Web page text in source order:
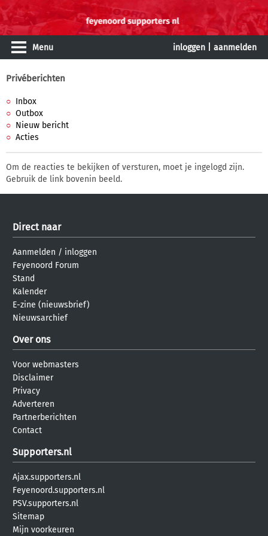
Menu inloggen aanmelden
Privéberichten
Inbox
Outbox
Nieuw bericht
Acties
Om de reacties te bekijken of versturen, moet je ingelogd zijn.
Gebruik de link bovenin beeld.
Direct naar
Aanmelden / inloggen
Feyenoord Forum
Stand
Kalender
E-zine (nieuwsbrief)
Nieuwsarchief
Over ons
Voor webmasters
Disclaimer
Privacy
Adverteren
Partnerberichten
Contact
Supporters.nl
Ajax.supporters.nl
Feyenoord.supporters.nl
PSV.supporters.nl
Sitemap
Mijn voorkeuren